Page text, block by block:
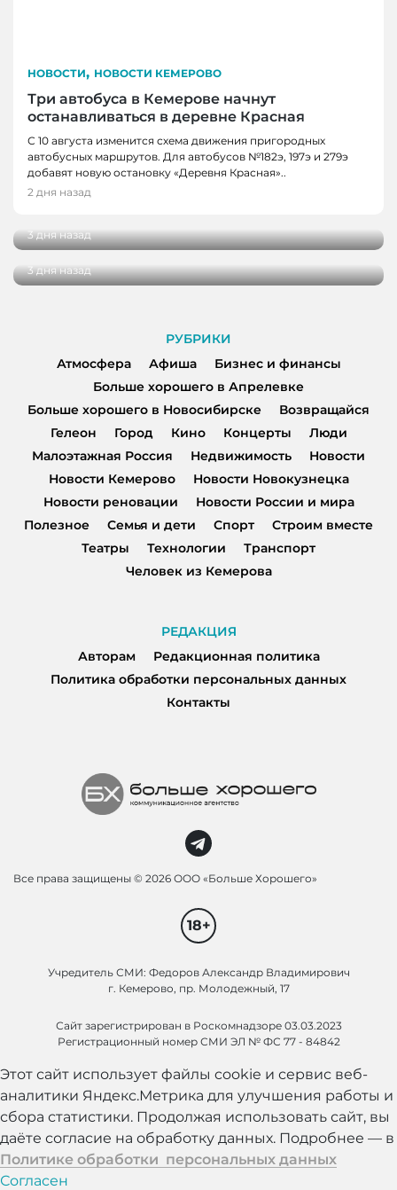
НОВОСТИ, НОВОСТИ КЕМЕРОВО
Три автобуса в Кемерове начнут
останавливаться в деревне Красная
С 10 августа изменится схема движения пригородных
автобусных маршрутов. Для автобусов №182э, 197э и 279э
добавят новую остановку «Деревня Красная»..
2 дня назад
НОВОСТИ
В Кузбассе наградили лучших тренеров,
3 дня назад
НОВОСТИ, НОВОСТИ КЕМЕРОВО
годом
3 дня назад
РУБРИКИ
Атмосфера
Афиша
Бизнес и финансы
Больше хорошего в Апрелевке
Больше хорошего в Новосибирске
Возвращайся
Гелеон
Город Кино Концерты
Люди
Малоэтажная Россия
Недвижимость
Новости
Новости Кемерово
Новости Новокузнецка
Новости реновации
Новости России и мира
Полезное
Семья и дети Спорт
Строим вместе
Театры
Технологии
Транспорт
Человек из Кемерова
РЕДАКЦИЯ
Авторам
Редакционная политика
Политика обработки персональных данных
Контакты
Все права защищены © 2026 ООО «Больше Хорошего»
18+
Учредитель СМИ: Федоров Александр Владимирович
г. Кемерово, пр. Молодежный, 17
Сайт зарегистрирован в Роскомнадзоре 03.03.2023
Регистрационный номер СМИ ЭЛ № ФС 77 - 84842
Этот сайт использует файлы cookie и сервис веб-
аналитики Яндекс.Метрика для улучшения работы и
сбора статистики. Продолжая использовать сайт, вы
даёте согласие на обработку данных. Подробнее — в
Политике обработки персональных данных
Согласен